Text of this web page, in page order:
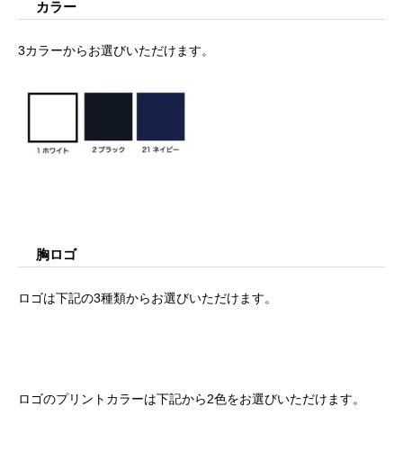
カラー
3カラーからお選びいただけます。
胸ロゴ
ロゴは下記の3種類からお選びいただけます。
ロゴのプリントカラーは下記から2色をお選びいただけます。